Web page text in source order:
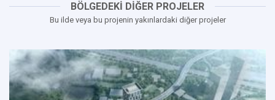
BÖLGEDEKİ DİĞER PROJELER
Bu ilde veya bu projenin yakınlardaki diğer projeler